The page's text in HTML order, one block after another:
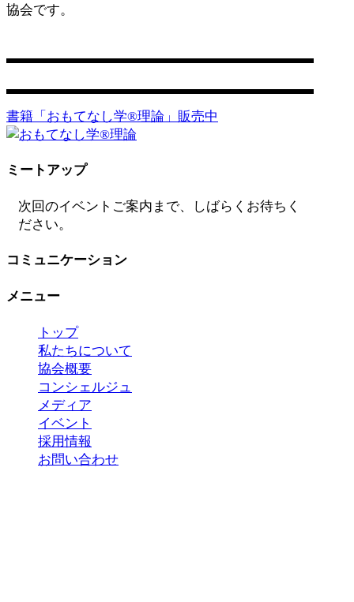
協会です。
書籍「おもてなし学®️理論」販売中
ミートアップ
次回のイベントご案内まで、しばらくお待ちく
ださい。
コミュニケーション
メニュー
トップ
私たちについて
協会概要
コンシェルジュ
メディア
イベント
採用情報
お問い合わせ